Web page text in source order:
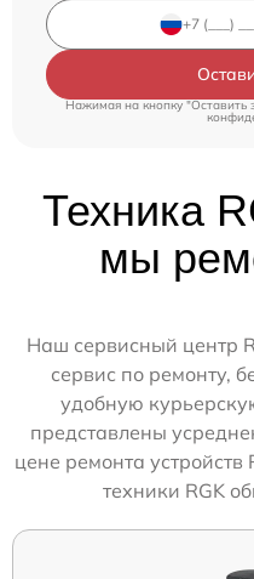
Нажимая на кнопку "Оставить
Техника
мы
Наш сервисный центр
сервис по ремонту,
удобную
представлены
цене ремонта
техники RGK